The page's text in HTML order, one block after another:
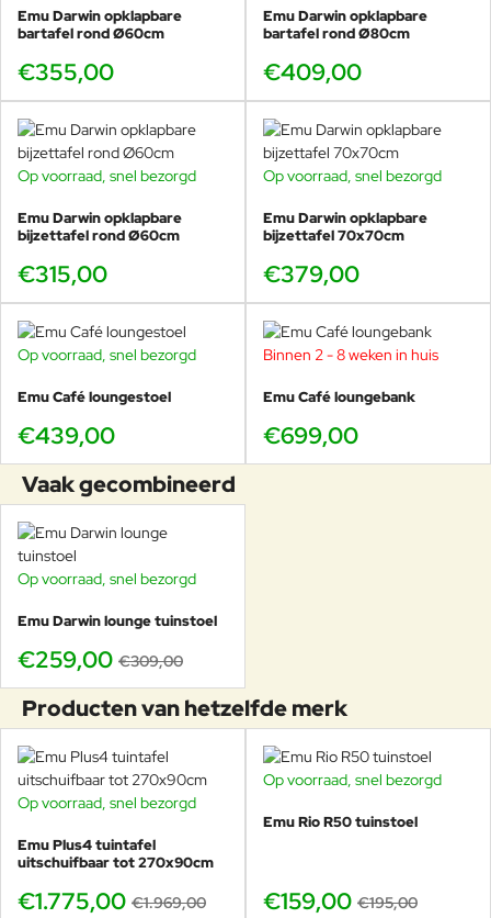
Bij Veurst vind je de Darwin collectie in meerdere kleuren
en kun je de combinatie van loungebank, loungestoelen,
salontafel en bijzettafels in het echt bekijken. Zo zie je
direct hoe de verschillende elementen samen één geheel
vormen en welke kleur het beste past bij jouw tuin of
terras.
combineren en advies krijgen over een complete Darwin
loungeopstelling, afgestemd op jouw ruimte en wensen.
Achtergrondinformatie ontwerpers
Het Italiaanse ontwerpersduo Paolo Lucidi (1974) en Luca
Pevere (1977) studeerde aan de Politecnico di Milano in
toonaangevende ontwerpstudio’s en realiseren projecten
voor internationale merken als Foscarini, Emu, Normann
Copenhagen, Colombo Design en Kristalia.
Hun werk kenmerkt zich door een sterke focus op
collectie komt deze visie samen in een luchtig, open
metaalvakmanschap.
Emu Darwin opklapbare
bartafel rond Ø60cm
€355,00
Emu Darwin opklapbare
bartafel rond Ø80cm
€409,00
Op voorraad, snel bezorgd
Emu Darwin opklapbare
bijzettafel rond Ø60cm
€315,00
Op voorraad, snel bezorgd
Emu Darwin opklapbare
bijzettafel 70x70cm
€379,00
Op voorraad, snel bezorgd
Emu Café loungestoel
€439,00
Binnen 2 - 8 weken in huis
Emu Café loungebank
€699,00
Vaak gecombineerd
-16%
Op voorraad, snel bezorgd
Emu Darwin lounge tuinstoel
€259,00 €309,00
Producten van hetzelfde merk
-10%
Op voorraad, snel bezorgd
Emu Plus4 tuintafel
uitschuifbaar tot 270x90cm
€1.775,00 €1.969,00
-18%
Op voorraad, snel bezorgd
Emu Rio R50 tuinstoel
€159,00 €195,00